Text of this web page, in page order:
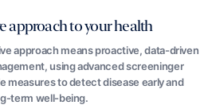
approach to your health
approach means proactive, data-driven
using advanced screeninger
measures to detect disease early and
term well-being.